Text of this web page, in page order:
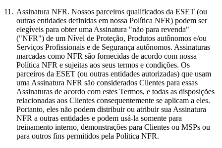
11. Assinatura NFR. Nossos parceiros qualificados da ESET (ou
outras entidades definidas em nossa Política NFR) podem ser
elegíveis para obter uma Assinatura "não para revenda"
("NFR") de um Nível de Proteção, Produtos autônomos e/ou
Serviços Profissionais e de Segurança autônomos. Assinaturas
marcadas como NFR são fornecidas de acordo com nossa
Política NFR e sujeitas aos seus termos e condições. Os
parceiros da ESET (ou outras entidades autorizadas) que usam
uma Assinatura NFR são considerados Clientes para essas
Assinaturas de acordo com estes Termos, e todas as disposições
relacionadas aos Clientes consequentemente se aplicam a eles.
Portanto, eles não podem distribuir ou atribuir sua Assinatura
NFR a outras entidades e podem usá-la somente para
treinamento interno, demonstrações para Clientes ou MSPs ou
para outros fins permitidos pela Política NFR.